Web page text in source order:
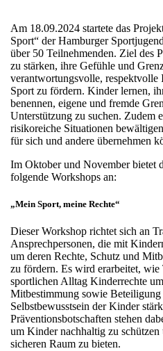
Am 18.09.2024 startete das
Sport“ der Hamburger
über 50 Teilnehmenden. Ziel des
zu stärken, ihre Gefühle und
verantwortungsvolle, respektvolle
Sport zu fördern. Kinder lernen,
benennen, eigene und fremde
Unterstützung zu suchen. Zudem
risikoreiche Situationen
für sich und andere übernehmen
Im Oktober und November bietet
folgende Workshops an:
„Mein Sport, meine Rechte“
Dieser Workshop richtet sich an
Ansprechpersonen, die mit
um deren Rechte, Schutz und
zu fördern. Es wird erarbeitet, wie
sportlichen Alltag Kinderrechte
Mitbestimmung sowie Beteiligung
Selbstbewusstsein der Kinder
Präventionsbotschaften stehen
um Kinder nachhaltig zu schützen
sicheren Raum zu bieten.